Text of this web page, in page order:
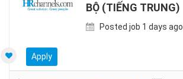
BỘ (TIẾNG TRUNG)
Posted job 1 days ago
Apply